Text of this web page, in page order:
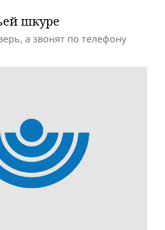
шкуре
а звонят по телефону